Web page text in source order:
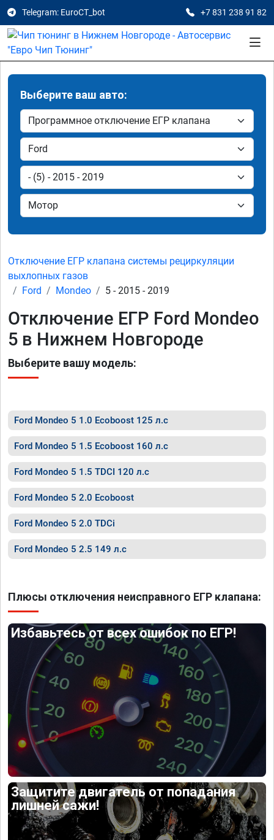
Telegram: EuroCT_bot +7 831 238 91 82
Выберите ваш авто:
Отключение ЕГР клапана системы рециркуляции
выхлопных газов
Ford
Mondeo 5 - 2015 - 2019
Отключение ЕГР Ford Mondeo
5 в Нижнем Новгороде
Выберите вашу модель:
Ford Mondeo 5 1.0 Ecoboost 125 л.с
Ford Mondeo 5 1.5 Ecoboost 160 л.с
Ford Mondeo 5 1.5 TDCI 120 л.с
Ford Mondeo 5 2.0 Ecoboost
Ford Mondeo 5 2.0 TDCi
Ford Mondeo 5 2.5 149 л.с
Плюсы отключения неисправного ЕГР клапана:
Избавьтесь от всех ошибок по ЕГР!
Защитите двигатель от попадания
лишней сажи!